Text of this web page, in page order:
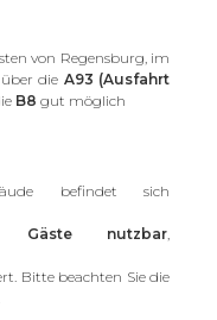
von Regensburg, im
über die A93 (Ausfahrt
B8 gut möglich
befindet sich
nutzbar
Bitte beachten Sie die